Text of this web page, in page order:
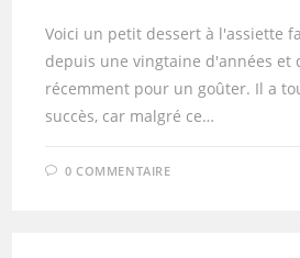
Voici un petit dessert à l'assiette
depuis une vingtaine d'années et
récemment pour un goûter. Il a
succès, car malgré ce…
0 COMMENTAIRE